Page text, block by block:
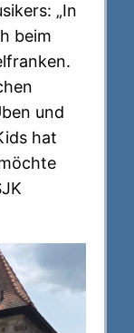
„In
beim
und
hat